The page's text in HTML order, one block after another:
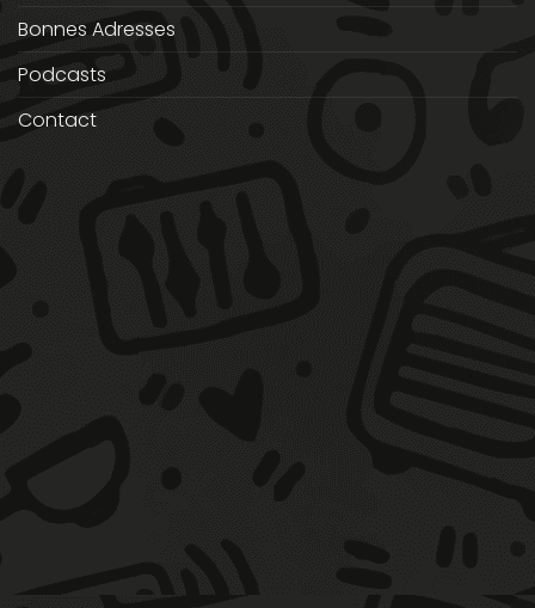
Bonnes Adresses
Podcasts
Contact